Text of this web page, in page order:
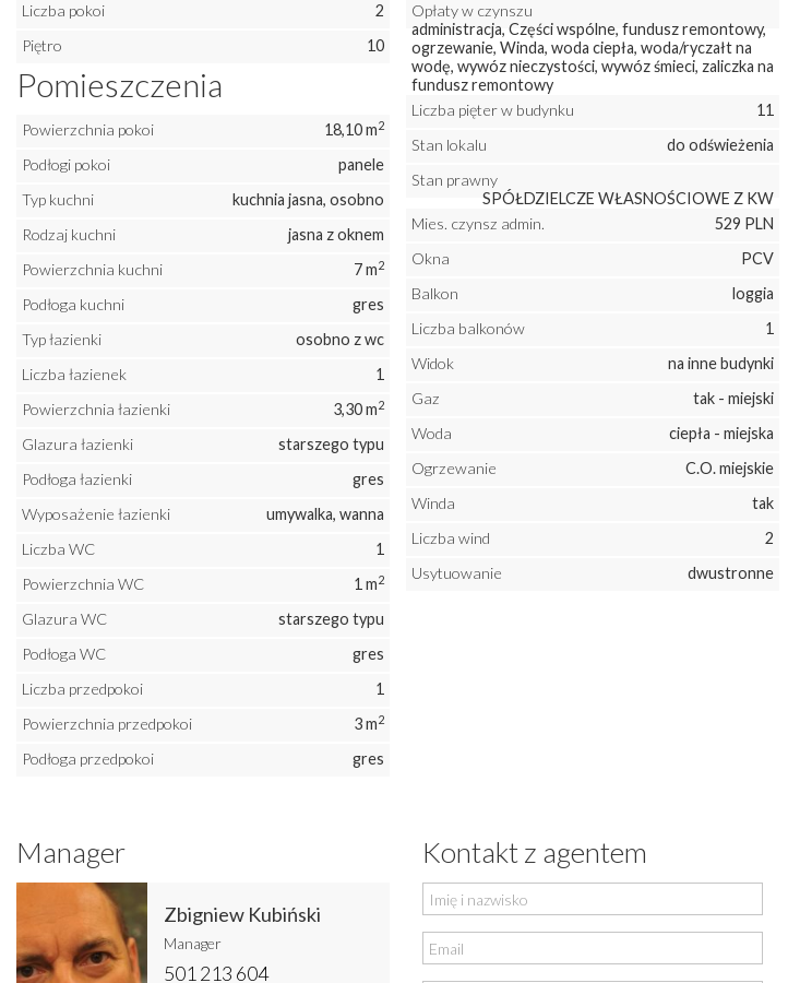
Liczba pokoi
2
Piętro
10
Opłaty w czynszu
administracja, Części wspólne, fundusz remontowy,
ogrzewanie, Winda, woda ciepła, woda/ryczałt na
wodę, wywóz nieczystości, wywóz śmieci, zaliczka na
fundusz remontowy
Liczba pięter w budynku
11
Stan lokalu
do odświeżenia
Stan prawny
SPÓŁDZIELCZE WŁASNOŚCIOWE Z KW
Mies. czynsz admin.
529 PLN
Okna
PCV
Balkon
loggia
Liczba balkonów
1
Widok
na inne budynki
Gaz
tak - miejski
Woda
ciepła - miejska
Ogrzewanie
C.O. miejskie
Winda
tak
Liczba wind
2
Usytuowanie
dwustronne
Pomieszczenia
Powierzchnia pokoi 18,10 m2
Podłogi pokoi
panele
Typ kuchni
kuchnia jasna, osobno
Rodzaj kuchni
jasna z oknem
Powierzchnia kuchni
7 m2
Podłoga kuchni
gres
Typ łazienki
osobno z wc
Liczba łazienek
1
Powierzchnia łazienki
3,30 m2
Glazura łazienki
starszego typu
Podłoga łazienki
gres
Wyposażenie łazienki
umywalka, wanna
Liczba WC
1
Powierzchnia WC
1 m2
Glazura WC
starszego typu
Podłoga WC
gres
Liczba przedpokoi
1
Powierzchnia przedpokoi
3 m2
Podłoga przedpokoi gres
Manager
Zbigniew Kubiński
Manager
501 213 604
Kontakt z agentem